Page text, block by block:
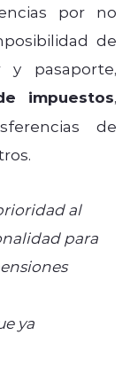
por no
de
y pasaporte,
impuestos,
de
al
para
ya